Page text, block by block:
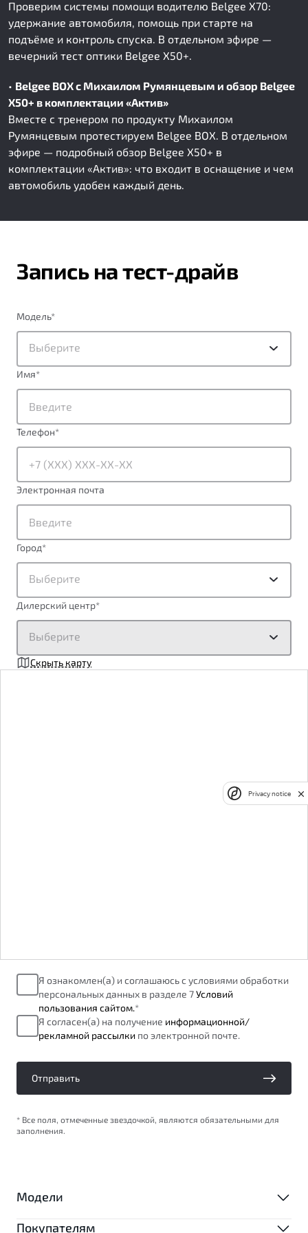
Проверим системы помощи водителю Belgee X70:
удержание автомобиля, помощь при старте на
подъёме и контроль спуска. В отдельном эфире —
вечерний тест оптики Belgee X50+.
• Belgee BOX с Михаилом Румянцевым и обзор Belgee
X50+ в комплектации «Актив»
Вместе с тренером по продукту Михаилом
Румянцевым протестируем Belgee BOX. В отдельном
эфире — подробный обзор Belgee X50+ в
комплектации «Актив»: что входит в оснащение и чем
автомобиль удобен каждый день.
Запись на тест-драйв
Модель*
Выберите
Имя*
Телефон*
Электронная почта
Город*
Выберите
Дилерский центр*
Выберите
Скрыть карту
Я ознакомлен(а) и соглашаюсь с условиями обработки
персональных данных в разделе 7Условий
пользования сайтом.*
Я согласен(а) на получение информационной/
рекламной рассылки по электронной почте.
Отправить
* Все поля, отмеченные звездочкой, являются обязательными для
заполнения.
Модели
Покупателям
Privacy notice